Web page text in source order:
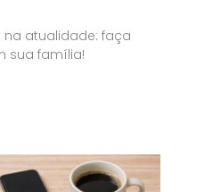
atualidade: faça
sua família!